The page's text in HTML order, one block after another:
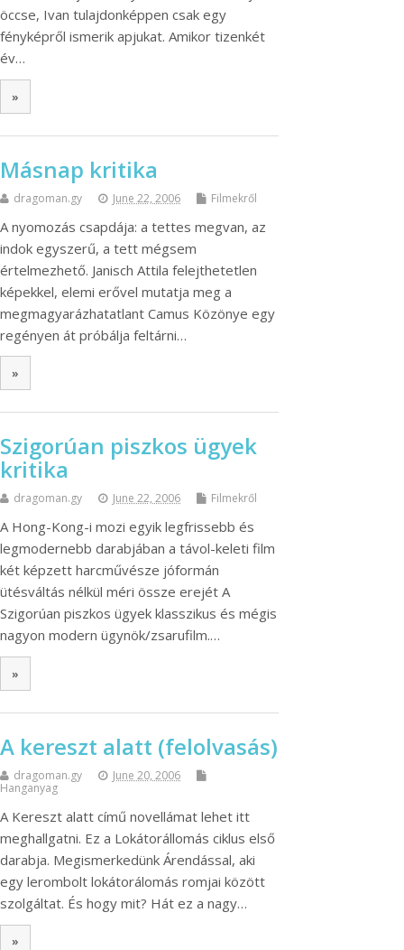
öccse, Ivan tulajdonképpen csak egy
fényképről ismerik apjukat. Amikor tizenkét
év…
»
Másnap kritika
dragoman.gy June 22, 2006 Filmekről
A nyomozás csapdája: a tettes megvan, az
indok egyszerű, a tett mégsem
értelmezhető. Janisch Attila felejthetetlen
képekkel, elemi erővel mutatja meg a
megmagyarázhatatlant Camus Közönye egy
regényen át próbálja feltárni…
»
Szigorúan piszkos ügyek
kritika
dragoman.gy June 22, 2006 Filmekről
A Hong-Kong-i mozi egyik legfrissebb és
legmodernebb darabjában a távol-keleti film
két képzett harcművésze jóformán
ütésváltás nélkül méri össze erejét A
Szigorúan piszkos ügyek klasszikus és mégis
nagyon modern ügynök/zsarufilm.…
»
A kereszt alatt (felolvasás)
dragoman.gy
June 20, 2006
Hanganyag
A Kereszt alatt című novellámat lehet itt
meghallgatni. Ez a Lokátorállomás ciklus első
darabja. Megismerkedünk Árendással, aki
egy lerombolt lokátorálomás romjai között
szolgáltat. És hogy mit? Hát ez a nagy…
»